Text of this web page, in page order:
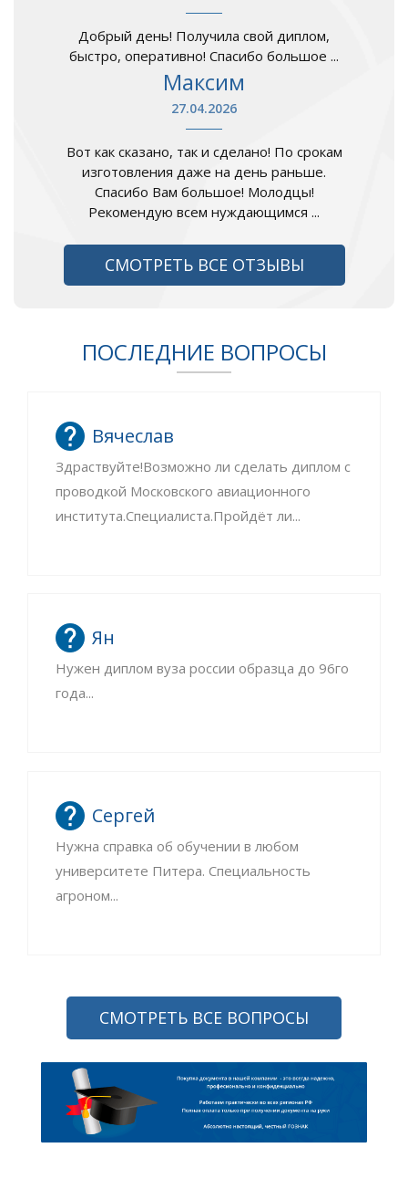
Добрый день! Получила свой диплом,
быстро, оперативно! Спасибо большое ...
Максим
27.04.2026
Вот как сказано, так и сделано! По срокам
изготовления даже на день раньше.
Спасибо Вам большое! Молодцы!
Рекомендую всем нуждающимся ...
СМОТРЕТЬ ВСЕ ОТЗЫВЫ
ПОСЛЕДНИЕ ВОПРОСЫ
Вячеслав
Здраствуйте!Возможно ли сделать диплом с
проводкой Московского авиационного
института.Специалиста.Пройдёт ли...
Ян
Нужен диплом вуза россии образца до 96го
года...
Сергей
Нужна справка об обучении в любом
университете Питера. Специальность
агроном...
СМОТРЕТЬ ВСЕ ВОПРОСЫ